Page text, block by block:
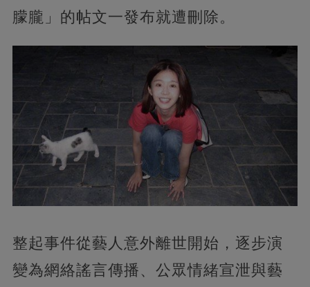
朦朧」的帖文一發布就遭刪除。
整起事件從藝人意外離世開始，逐步演
變為網絡謠言傳播、公眾情緒宣泄與藝